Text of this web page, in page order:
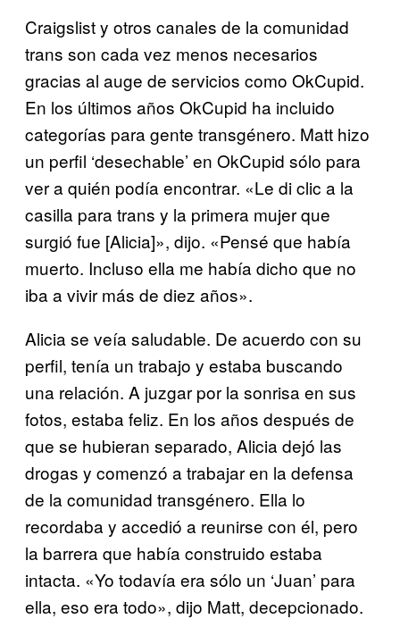
Craigslist y otros canales de la comunidad
trans son cada vez menos necesarios
gracias al auge de servicios como OkCupid.
En los últimos años OkCupid ha incluido
categorías para gente transgénero. Matt hizo
un perfil ‘desechable’ en OkCupid sólo para
ver a quién podía encontrar. «Le di clic a la
casilla para trans y la primera mujer que
surgió fue [Alicia]», dijo. «Pensé que había
muerto. Incluso ella me había dicho que no
iba a vivir más de diez años».
Alicia se veía saludable. De acuerdo con su
perfil, tenía un trabajo y estaba buscando
una relación. A juzgar por la sonrisa en sus
fotos, estaba feliz. En los años después de
que se hubieran separado, Alicia dejó las
drogas y comenzó a trabajar en la defensa
de la comunidad transgénero. Ella lo
recordaba y accedió a reunirse con él, pero
la barrera que había construido estaba
intacta. «Yo todavía era sólo un ‘Juan’ para
ella, eso era todo», dijo Matt, decepcionado.